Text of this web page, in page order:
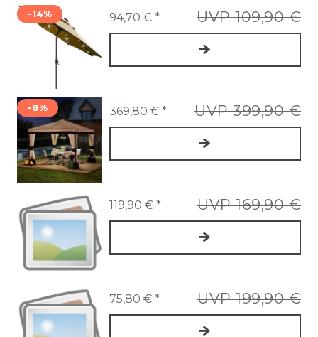
-14% UVP 109,90 €
94,70 € *
-8% UVP 399,90 €
369,80 € *
UVP 169,90 €
119,90 € *
UVP 199,90 €
75,80 € *